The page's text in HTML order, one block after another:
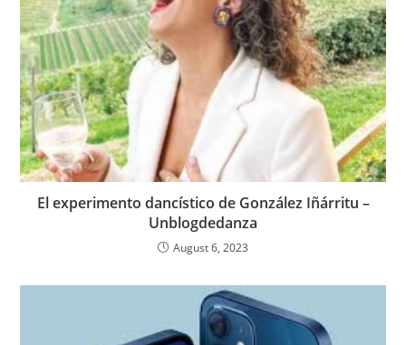
El experimento dancístico de González Iñárritu –
Unblogdedanza
August 6, 2023